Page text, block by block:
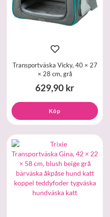
Transportväska Vicky, 40 × 27
× 28 cm, grå
629,90 kr
Köp